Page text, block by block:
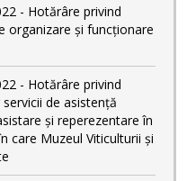
- Hotărâre privind
organizare și funcționare
- Hotărâre privind
de asistență
și reperezentare în
care Muzeul Viticulturii și